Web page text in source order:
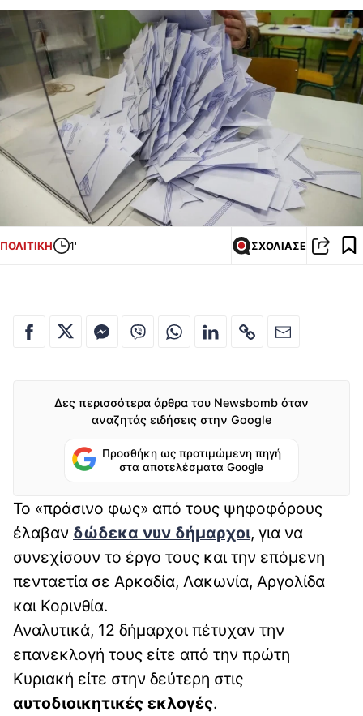
ΠΟΛΙΤΙΚΗ 1' ΣΧΟΛΙΑΣΕ
Δες περισσότερα άρθρα του Newsbomb όταν
αναζητάς ειδήσεις στην Google
Προσθήκη ως προτιμώμενη πηγή
στα αποτελέσματα Google
Το «πράσινο φως» από τους ψηφοφόρους
έλαβαν δώδεκα νυν δήμαρχοι, για να
συνεχίσουν το έργο τους και την επόμενη
πενταετία σε Αρκαδία, Λακωνία, Αργολίδα
και Κορινθία.
Αναλυτικά, 12 δήμαρχοι πέτυχαν την
επανεκλογή τους είτε από την πρώτη
Κυριακή είτε στην δεύτερη στις
αυτοδιοικητικές εκλογές.